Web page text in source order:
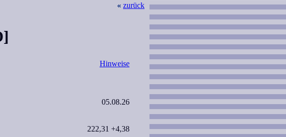
« zurück
Hinweise
05.08.26
222,31 +4,38